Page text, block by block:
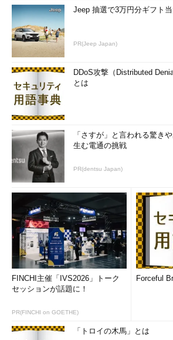
Jeep 抽選で3万円分ギフト
PR(Jeep Japan)
DDoS攻撃（Distributed
とは
「さすが」と言われる驚き
生む電通の挑戦
PR(dentsu Japan)
FINCHI主催「IVS2026」トーク
セッションが話題に！
PR(FINCHI on GOETHE)
Forceful
「トロイの木馬」とは